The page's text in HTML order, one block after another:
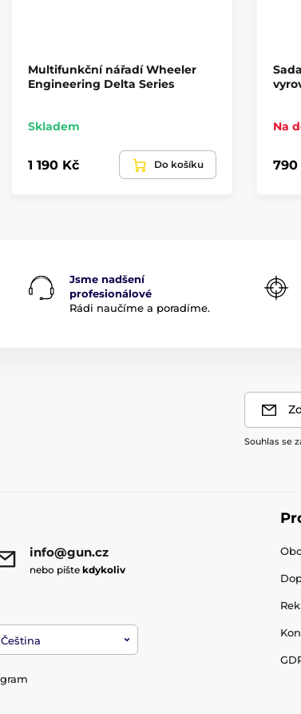
Multifunkční nářadí Wheeler
Engineering Delta Series
Skladem
1 190 Kč Do košíku
Na
790
Jsme nadšení
profesionálové
Rádi naučíme a poradíme.
Souhlas se
info@gun.cz
nebo pište kdykoliv
Čeština